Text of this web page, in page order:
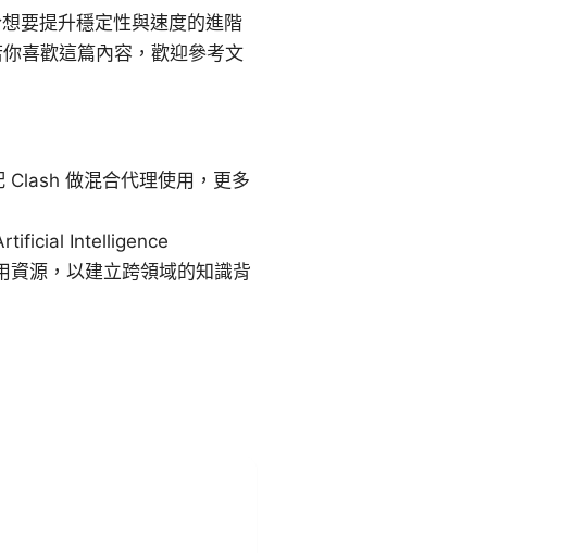
要提升穩定性與速度的進階
喜歡這篇內容，歡迎參考文
Clash 做混合代理使用，更多
Intelligence
源，以建立跨領域的知識背